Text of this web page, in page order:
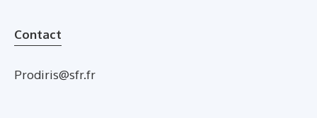
Contact
Prodiris@sfr.fr